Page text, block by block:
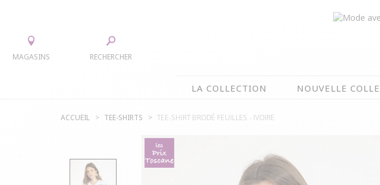
MAGASINS RECHERCHER
LA COLLECTION NOUVELLE
LA COLLECTION
CHEMISIERS & TUNIQUES
PULLS & CARDIGANS
ACCESSOIRES
PARKAS & IMPERS
ACCUEIL TEE-SHIRTS TEE-SHIRT BRODÉ FEUILLES - IVOIRE